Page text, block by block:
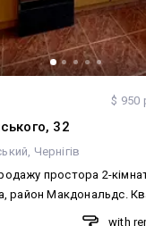
$ 950
32
Чернігів
простора 2-
район Макдональдс.
5-поверхового
with